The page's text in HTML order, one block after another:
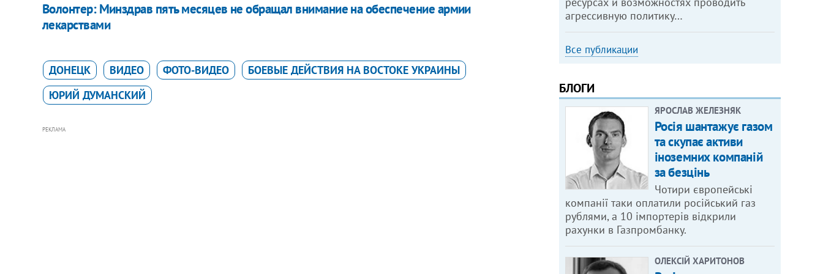
Волонтер: Минздрав пять месяцев не обращал внимание на обеспечение армии
лекарствами
ДОНЕЦК ВИДЕО ФОТО-ВИДЕО
БОЕВЫЕ ДЕЙСТВИЯ НА ВОСТОКЕ УКРАИНЫ
ЮРИЙ ДУМАНСКИЙ
РЕКЛАМА
агрессивную политику…
Все публикации
БЛОГИ
ЯРОСЛАВ ЖЕЛЕЗНЯК
Росія шантажує газом
та скупає активи
іноземних компаній
за безцінь
Чотири європейські
компанії таки оплатили російський газ
рублями, а 10 імпортерів відкрили
рахунки в Газпромбанку.
ОЛЕКСІЙ ХАРИТОНОВ